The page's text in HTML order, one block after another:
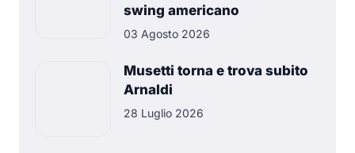
swing americano
03 Agosto 2026
Musetti torna e trova subito
Arnaldi
28 Luglio 2026